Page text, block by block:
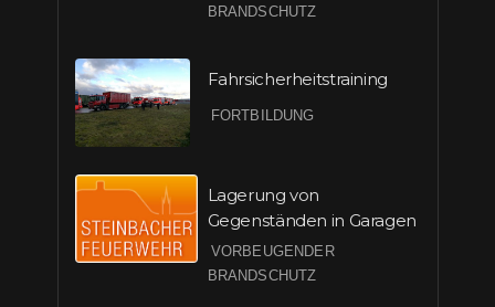
BRANDSCHUTZ
Fahrsicherheitstraining
FORTBILDUNG
Lagerung von
Gegenständen in Garagen
VORBEUGENDER
BRANDSCHUTZ